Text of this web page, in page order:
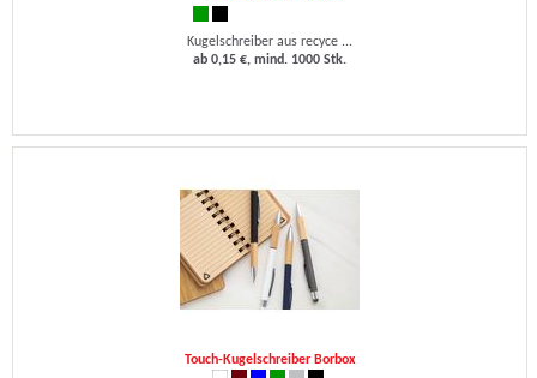
Kugelschreiber aus recyce ...
ab 0,15 €, mind. 1000 Stk.
Touch-Kugelschreiber Borbox